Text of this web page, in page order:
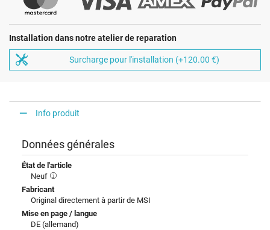
Installation dans notre atelier de reparation
Surcharge pour l'installation (+120.00 €)
Info produit
Données générales
État de l'article
Neuf
Fabricant
Original directement à partir de MSI
Mise en page / langue
DE (allemand)